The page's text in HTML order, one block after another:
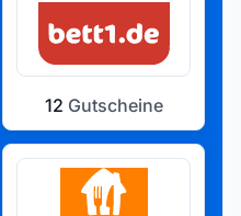
12 Gutscheine